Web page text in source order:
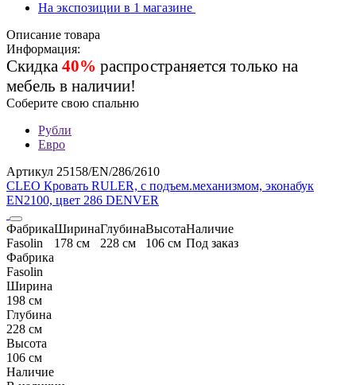
На экспозиции в 1 магазине
Описание товара
Информация:
Скидка 40% распространяется только на
мебель в наличии!
Соберите свою спальню
Рубли
Евро
Артикул 25158/EN/286/2610
CLEO Кровать RULER, с подъем.механизмом, эконабук
EN2100, цвет 286 DENVER
Фабрика
Fasolin
Ширина
178 см
Глубина
228 см
Высота
106 см
Наличие
Под заказ
Фабрика
Fasolin
Ширина
198 см
Глубина
228 см
Высота
106 см
Наличие